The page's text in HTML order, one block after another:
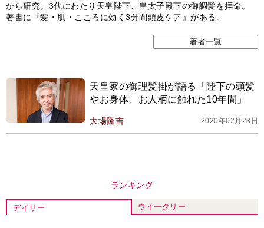
から研究。3代にわたり天皇陛下、皇太子殿下の御調髪を拝命。
著書に『髪・肌・こころに効く3分間頭皮ケア』がある。
著者一覧
天皇家の御理髪掛が語る「陛下の頭髪
やお身体、お人柄に触れた10年間」
大場隆吉 2020年02月23日
ランキング
デイリー ウイークリー